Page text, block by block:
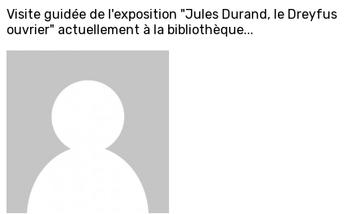
Visite guidée de l'exposition "Jules Durand, le Dreyfus
ouvrier" actuellement à la bibliothèque...